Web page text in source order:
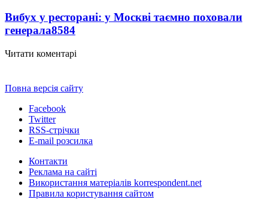
Вибух у ресторані: у Москві таємно поховали
генерала8584
Читати коментарі
Повна версія сайту
Facebook
Twitter
RSS-стрічки
E-mail розсилка
Контакти
Реклама на сайті
Використання матеріалів korrespondent.net
Правила користування сайтом